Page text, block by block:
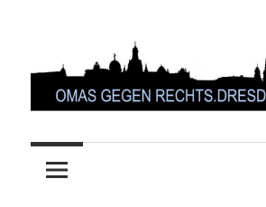
springen
OMAS
GEGEN